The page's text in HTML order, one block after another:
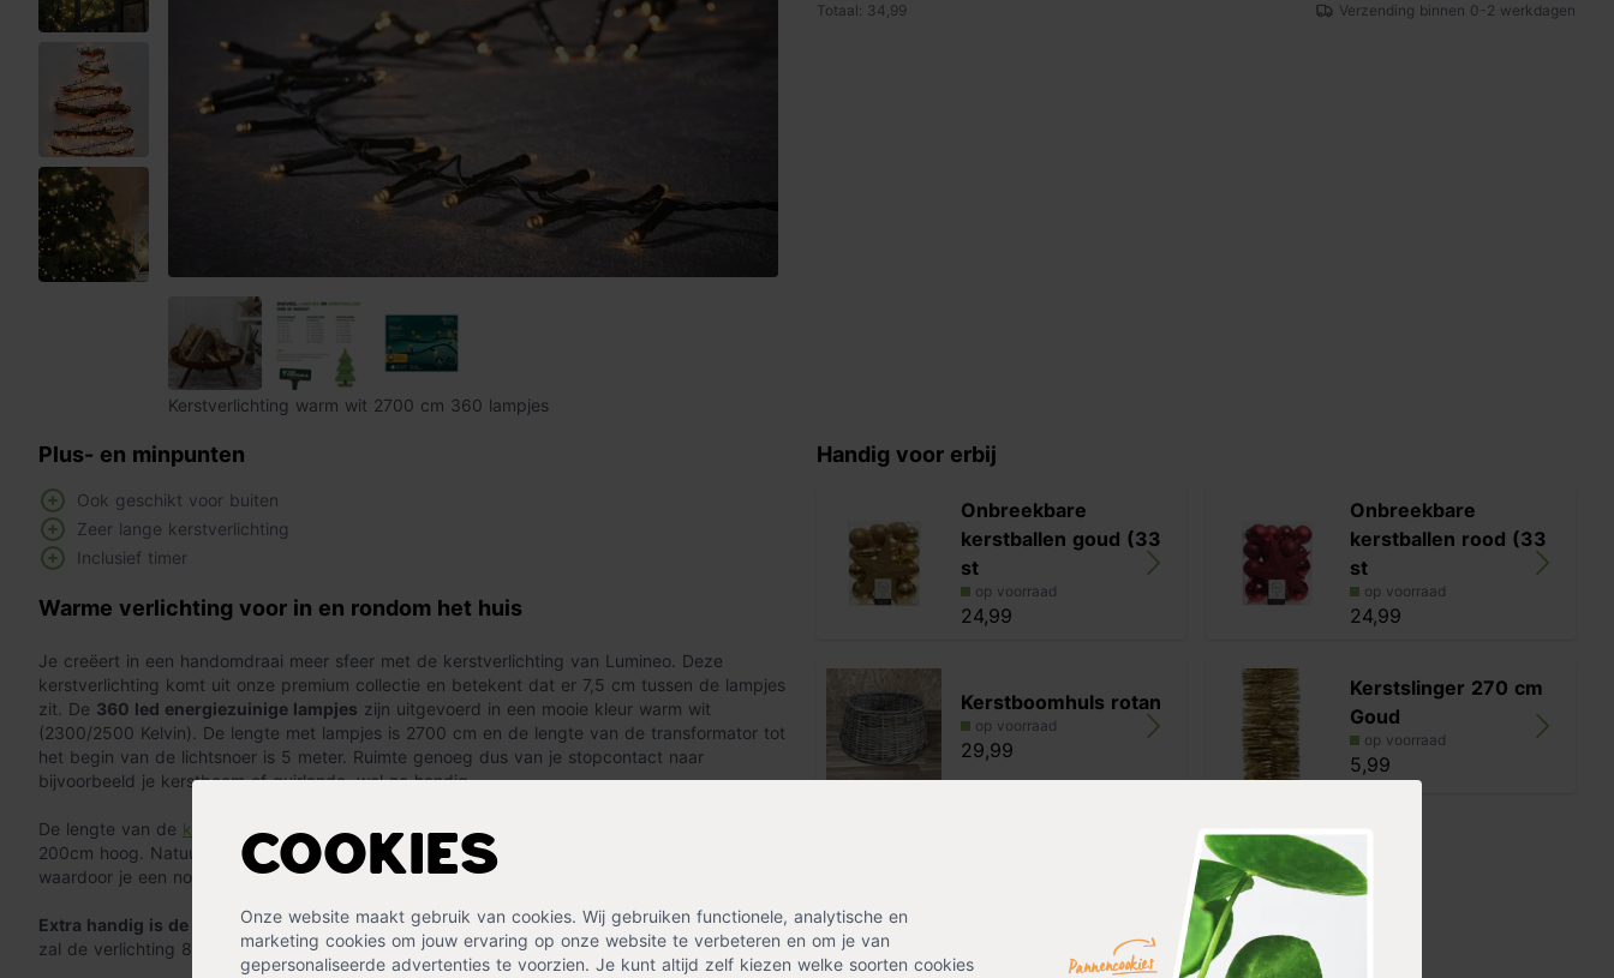
Cookies
Onze website maakt gebruik van cookies. Wij gebruiken functionele, analytische en
marketing cookies om jouw ervaring op onze website te verbeteren en om je van
gepersonaliseerde advertenties te voorzien. Je kunt altijd zelf kiezen welke soorten cookies
Kerstverlichting warm wit 2700 cm 360 lampjes
Totaal: 34,99 Verzending binnen 0-2 werkdagen
Plus- en minpunten
Ook geschikt voor buiten
Zeer lange kerstverlichting
Inclusief timer
Warme verlichting voor in en rondom het huis
Je creëert in een handomdraai meer sfeer met de kerstverlichting van Lumineo. Deze
kerstverlichting komt uit onze premium collectie en betekent dat er 7,5 cm tussen de lampjes
zit. De 360 led energiezuinige lampjes zijn uitgevoerd in een mooie kleur warm wit
(2300/2500 Kelvin). De lengte met lampjes is 2700 cm en de lengte van de transformator tot
het begin van de lichtsnoer is 5 meter. Ruimte genoeg dus van je stopcontact naar
bijvoorbeeld je kerstboom of guirlande, wel zo handig.
De lengte van de kerstverlichtingmaakt de snoer geschikt voor kerstbomen van groter dan
200cm hoog. Natuurlijk kun je deze kerstverlichting ook gebruiken voor kleinere kerstbomen
waardoor je een nog groter effect creëert, succes verzekerd.
Extra handig is de timer die zorgt dat de verlichting elke dag aan en uit gaat. Met de timer
zal de verlichting 8 uur branden en daarna voor 16 uur uit gaan (in de nacht en overdag).
Handig voor erbij
Onbreekbare
kerstballen goud (33
st
op voorraad
24,99
Onbreekbare
kerstballen rood (33
st
op voorraad
24,99
Kerstboomhuls rotan
op voorraad
29,99
Kerstslinger 270 cm
Goud
op voorraad
5,99